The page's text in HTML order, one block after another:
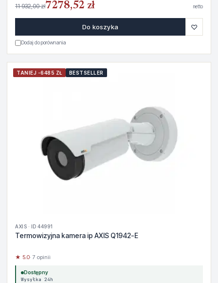
11 932,00 zł7278,52 zł netto
Do koszyka ♡
Dodaj do porównania
TANIEJ -6485 ZŁ BESTSELLER
AXIS · ID 44991
Termowizyjna kamera ip AXIS Q1942-E
★ 5.0· 7 opinii
Dostępny
Wysyłka 24h